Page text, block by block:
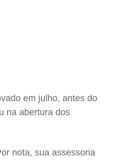
em julho, antes do
na abertura dos
nota, sua assessoria